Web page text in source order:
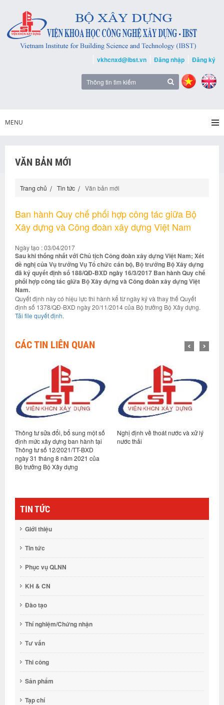
vkhcnxd@ibst.vn Đăng nhập Đăng ký
MENU
VĂN BẢN MỚI
Trang chủ Tin tức Văn bản mới
Ban hành Quy chế phối hợp công tác giữa Bộ
Xây dựng và Công đoàn xây dựng Việt Nam
Ngày tạo : 03/04/2017
Sau khi thống nhất với Chủ tịch Công đoàn xây dựng Việt Nam; Xét
đề nghị của Vụ trưởng Vụ Tổ chức cán bộ, Bộ trưởng Bộ Xây dựng
đã ký quyết định số 188/QĐ-BXD ngày 16/3/2017 Ban hành Quy chế
phối hợp công tác giữa Bộ Xây dựng và Công đoàn xây dựng Việt
Nam.
Quyết định này có hiệu lực thi hành kể từ ngày ký và thay thế Quyết
định số 1378/QĐ-BXD ngày 20/11/2014 của Bộ trưởng Bộ Xây dựng.
Tải file quyết định.
CÁC TIN LIÊN QUAN
Thông tư sửa đổi, bổ sung một số
định mức xây dựng ban hành tại
Thông tư số 12/2021/TT-BXD
ngày 31 tháng 8 năm 2021 của
Bộ trưởng Bộ Xây dựng
Nghị định về thoát nước và xử lý
nước thải
TIN TỨC
Giới thiệu
Tin tức
Phục vụ QLNN
KH & CN
Đào tạo
Thí nghiệm/Chứng nhận
Tư vấn
Thi công
Sản phẩm
Tạp chí